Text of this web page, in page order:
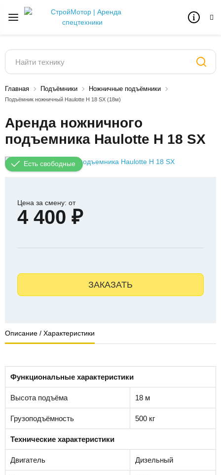
Главная Подъёмники Ножничные подъёмники
Подъёмник ножничный Haulotte H 18 SX (18м)
Аренда ножничного
подъемника Haulotte H 18 SX
Есть свободные
Цена за смену: от
4 400 ₽
ЗАКАЗАТЬ
Описание / Характеристики
Функциональные характеристики
Высота подъёма 18 м
Грузоподъёмность 500 кг
Технические характеристики
Двигатель Дизельный